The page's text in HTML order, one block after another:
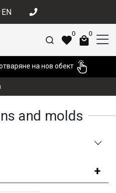
EN
0 0
на нов обект
and molds